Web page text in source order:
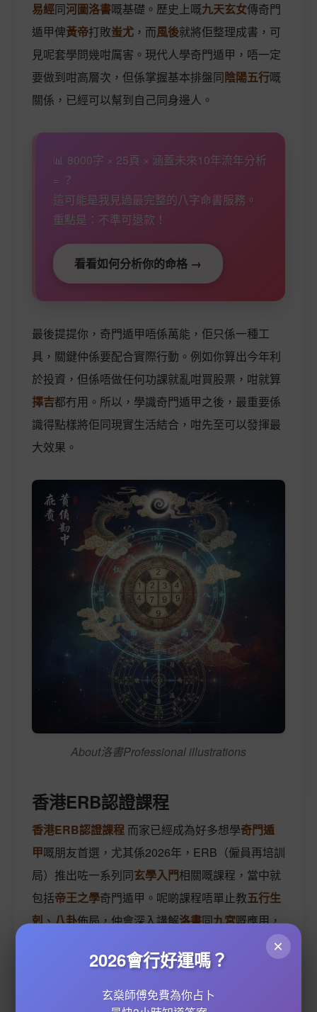
易經同河圖洛書嘅基礎。歷史上嘅九天玄女傳奇門
遁甲俾黃帝打敗蚩尤 ，而風後就將佢整理成書，可
見呢套學問幾咁厲害。現代人學奇門遁甲，唔一定
要做到咁高層次，但係掌握基本排盤同陰陽五行嘅
關係，已經可以幫到自己同身邊人。
📊 8000字 × 25頁 × 涵蓋未來10年流年分析
= ？
這可能是我見過最完整的八字命書服務。
重點是：不準可退款！
看看如何分析你的命格 →
最後提提你，奇門遁甲唔係萬能，佢只係一種工
具，關鍵仲係要配合實際行動。例如你算出今年利
於投資，但係唔做任何功課就亂咁買股票，咁就算
擇吉都冇用。所以，學識奇門遁甲之後，最重要係
識得點樣將佢同現實生活結合，咁先至可以發揮最
大效果。
About洛書Professional illustrations
香港ERB認證課程
香港ERB認證課程 而家已經成為好多想學奇門遁
甲嘅朋友首選，尤其係2026年，ERB（僱員再培訓
局）推出咗一系列同玄學入門相關嘅課程，當中就
包括帝王之學奇門遁甲。呢啲課程唔單止教五行生
剋、八卦佈局，仲會深入講解洛書同九宮嘅應用，
。如果你對
或者風水運籌有興趣，ERB課程絕對係一
個好選擇，因為佢哋嘅師資都係業界資深人士，甚
×
2026會行好運嗎？
玄燊師傅免費為你占卜